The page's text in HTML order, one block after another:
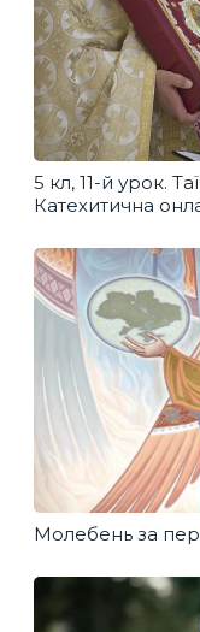
5 кл, 11-й урок.
Катехитична
Молебень за